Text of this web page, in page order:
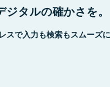
ジタルの確かさを。
スで入力も検索もスムーズ